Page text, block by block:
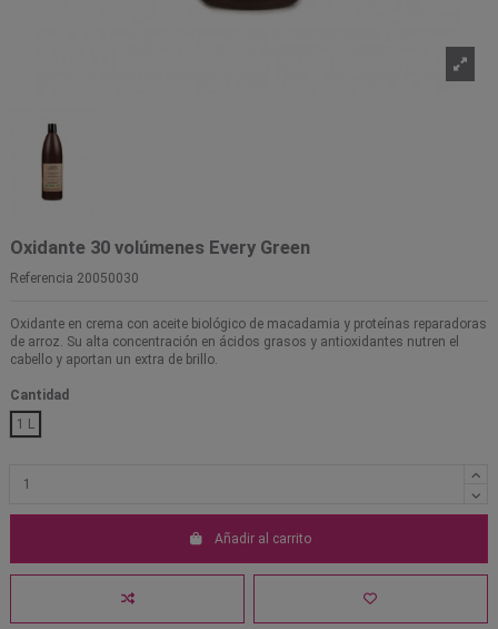
Oxidante 30 volúmenes Every Green
Referencia 20050030
Oxidante en crema con aceite biológico de macadamia y proteínas reparadoras
de arroz. Su alta concentración en ácidos grasos y antioxidantes nutren el
cabello y aportan un extra de brillo.
Cantidad
1 L
Añadir al carrito